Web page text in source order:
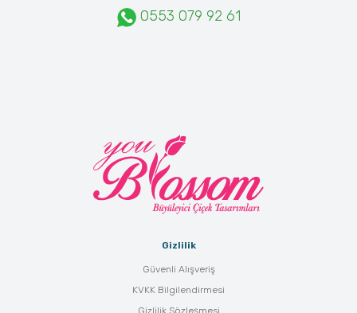
0553 079 92 61
Gizlilik
Güvenli Alışveriş
KVKK Bilgilendirmesi
Gizlilik Sözleşmesi